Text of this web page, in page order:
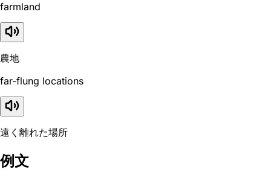
farmland
農地
far-flung locations
遠く離れた場所
例文